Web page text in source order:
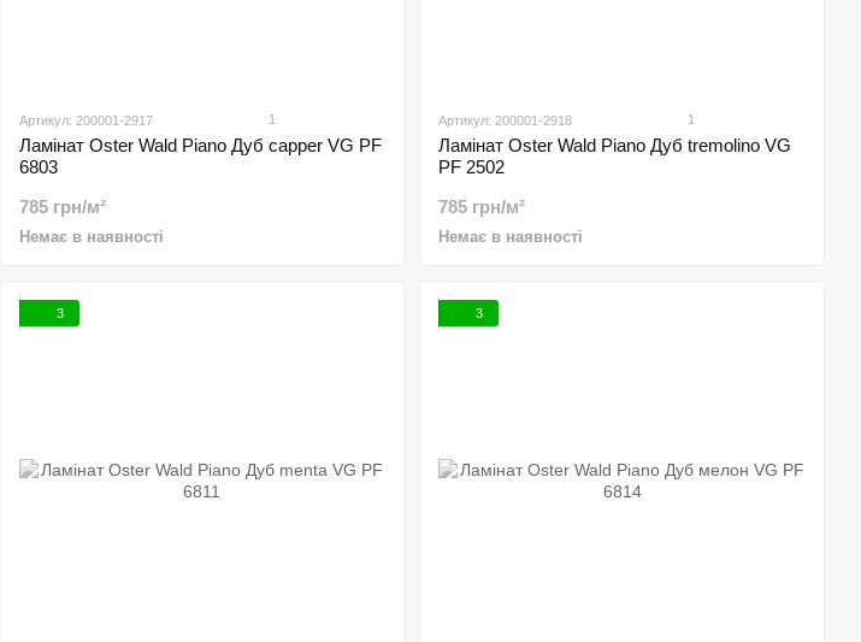
Артикул: 200001-2917 1
Ламінат Oster Wald Piano Дуб capper VG PF
6803
785 грн/м²
Немає в наявності
Артикул: 200001-2918 1
Ламінат Oster Wald Piano Дуб tremolino VG
PF 2502
785 грн/м²
Немає в наявності
3 3